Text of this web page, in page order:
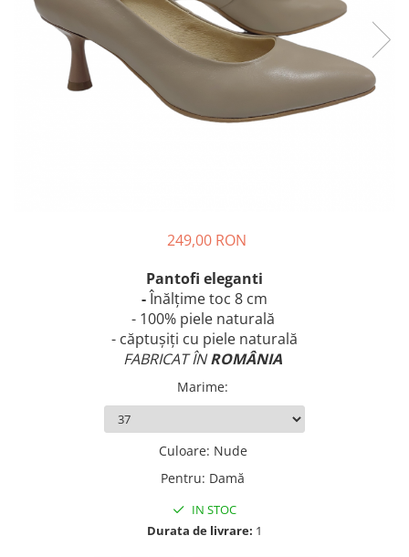
249,00 RON
Pantofi eleganti
-Înălțimetoc 8 cm
- 100% piele naturală
- căptușiți cu piele naturală
FABRICAT ÎN ROMÂNIA
Marime:
Culoare: Nude
Pentru: Damă
IN STOC
Durata de livrare: 1